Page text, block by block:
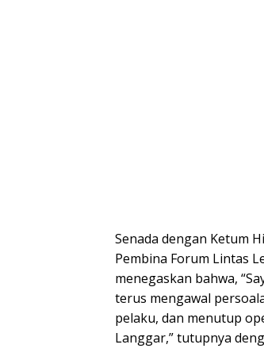
Senada dengan Ketum
Pembina Forum Lintas
menegaskan bahwa,
terus mengawal
pelaku, dan menutup
Langgar,” tutupnya